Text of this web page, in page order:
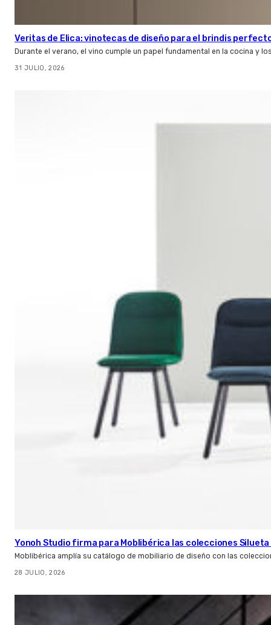
Veritas de Elica: vinotecas de diseño para el brindis
Durante el verano, el vino cumple un papel fundamental en la cocina y
31 JULIO, 2026
Yonoh Studio firma para Moblibérica las colecciones Silueta
Moblibérica amplía su catálogo de mobiliario de diseño con las
28 JULIO, 2026